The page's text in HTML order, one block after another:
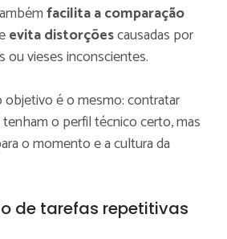
facilita a comparação
evita distorçõescausadas por
ou vieses inconscientes.
objetivo é o mesmo: contratar
o perfil técnico certo, mas
o momento e a cultura da
de tarefas repetitivas